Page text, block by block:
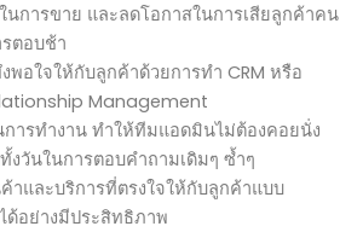
นการขาย และลดโอกาสในการเสียลูกค้าคน
ตอบช้า
พอใจให้กับลูกค้าด้วยการทำ CRM หรือ
Management
การทำงาน ทำให้ทีมแอดมินไม่ต้องคอยนั่ง
งวันในการตอบคำถามเดิมๆ ซ้ำๆ
าและบริการที่ตรงใจให้กับลูกค้าแบบ
ด้อย่างมีประสิทธิภาพ